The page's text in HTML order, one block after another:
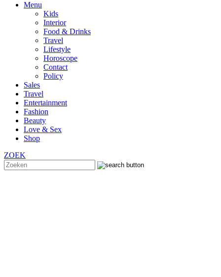
Menu
Kids
Interior
Food & Drinks
Travel
Lifestyle
Horoscope
Contact
Policy
Sales
Travel
Entertainment
Fashion
Beauty
Love & Sex
Shop
ZOEK